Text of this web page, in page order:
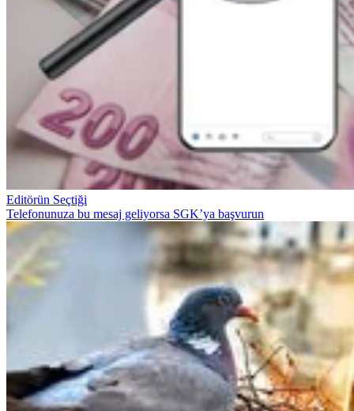
Editörün Seçtiği
Telefonunuza bu mesaj geliyorsa SGK’ya başvurun